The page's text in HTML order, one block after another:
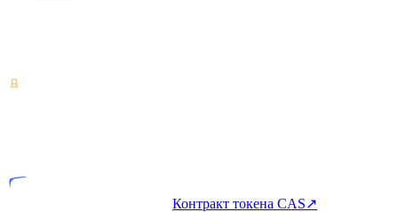
Контракт токена CAS↗